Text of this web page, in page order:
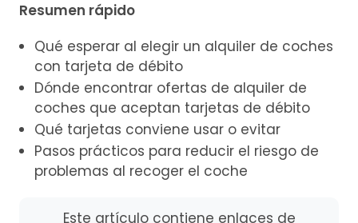
Resumen rápido
Qué esperar al elegir un alquiler de coches
con tarjeta de débito
Dónde encontrar ofertas de alquiler de
coches que aceptan tarjetas de débito
Qué tarjetas conviene usar o evitar
Pasos prácticos para reducir el riesgo de
problemas al recoger el coche
Este artículo contiene enlaces de